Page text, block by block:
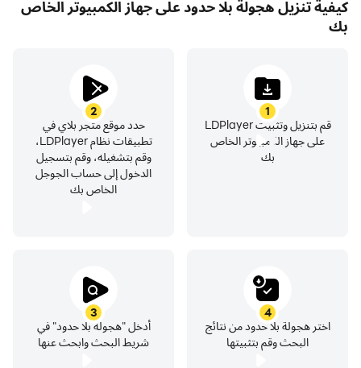
كيفية تنزيل هجولة بلا حدود على جهاز الكمبيوتر الخاص
بك
1
قم بتنزيل وتثبيت LDPlayer
على جهاز الكمبيوتر الخاص
بك
2
حدد موقع متجر بلاي في
تطبيقات نظام LDPlayer،
وقم بتشغيله، وقم بتسجيل
الدخول إلى حساب الجوجل
الخاص بك
3
أدخل "هجولة بلا حدود" في
شريط البحث وابحث عنها
4
اختر هجولة بلا حدود من نتائج
البحث وقم بتثبيتها